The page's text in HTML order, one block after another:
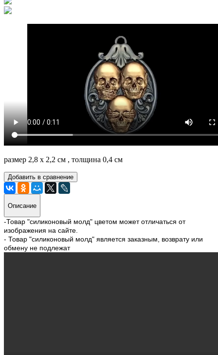
размер 2,8 х 2,2 см , толщина 0,4 см
Добавить в сравнение
Описание
-Товар "силиконовый молд" цветом может отличаться от
изображения на сайте.
- Товар "силиконовый молд" является заказным, возврату или
обмену не подлежат